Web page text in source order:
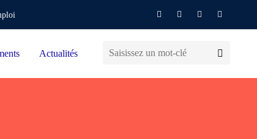
Actualités